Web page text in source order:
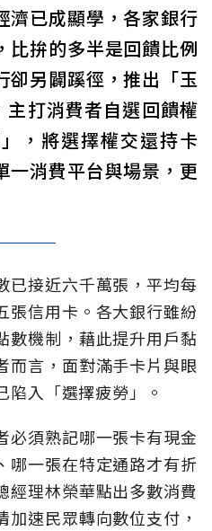
濟已成顯學，各家銀行
比拚的多半是回饋比例
卻另闢蹊徑，推出「玉
打消費者自選回饋權
，將選擇權交還持卡
一消費平台與場景，更
已接近六千萬張，平均每
張信用卡。各大銀行雖紛
數機制，藉此提升用戶黏
而言，面對滿手卡片與眼
入「選擇疲勞」。
必須熟記哪一張卡有現金
哪一張在特定通路才有折
經理林榮華點出多數消費
速民眾轉向數位支付，